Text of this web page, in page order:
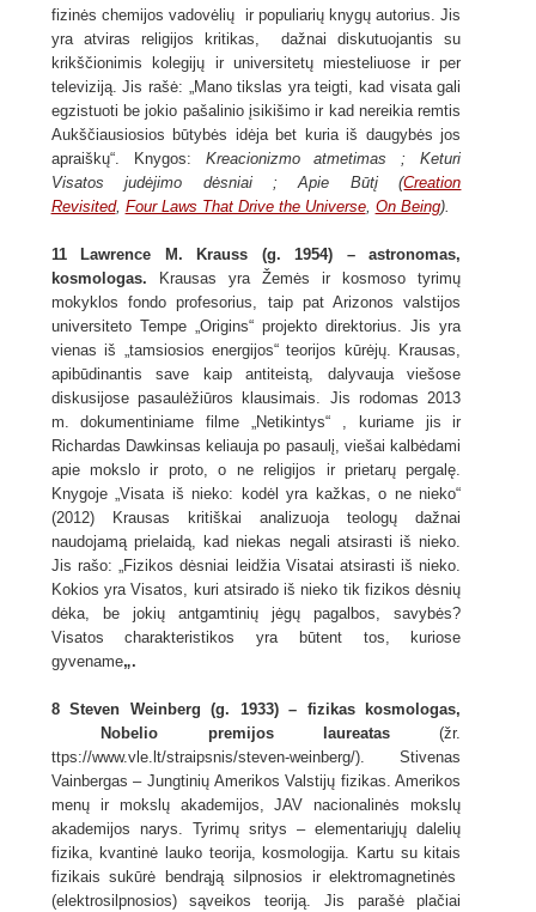
fizinės chemijos vadovėlių ir populiarių knygų autorius. Jis
yra atviras religijos kritikas, dažnai diskutuojantis su
krikščionimis kolegijų ir universitetų miesteliuose ir per
televiziją. Jis rašė: „Mano tikslas yra teigti, kad visata gali
egzistuoti be jokio pašalinio įsikišimo ir kad nereikia remtis
Aukščiausiosios būtybės idėja bet kuria iš daugybės jos
apraiškų“. Knygos: Kreacionizmo atmetimas ; Keturi
Visatos judėjimo dėsniai ; Apie Būtį (Creation
Revisited, Four Laws That Drive the Universe, On Being).
11 Lawrence M. Krauss (g. 1954) – astronomas,
kosmologas.
Krausas yra Žemės ir kosmoso tyrimų
mokyklos fondo profesorius, taip pat Arizonos valstijos
universiteto Tempe „Origins“ projekto direktorius. Jis yra
vienas iš „tamsiosios energijos“ teorijos kūrėjų. Krausas,
apibūdinantis save kaip antiteistą, dalyvauja viešose
diskusijose pasaulėžiūros klausimais. Jis rodomas 2013
m. dokumentiniame filme „Netikintys“ , kuriame jis ir
Richardas Dawkinsas keliauja po pasaulį, viešai kalbėdami
apie mokslo ir proto, o ne religijos ir prietarų pergalę.
Knygoje „Visata iš nieko: kodėl yra kažkas, o ne nieko“
(2012) Krausas kritiškai analizuoja teologų dažnai
naudojamą prielaidą, kad niekas negali atsirasti iš nieko.
Jis rašo: „Fizikos dėsniai leidžia Visatai atsirasti iš nieko.
Kokios yra Visatos, kuri atsirado iš nieko tik fizikos dėsnių
dėka, be jokių antgamtinių jėgų pagalbos, savybės?
Visatos charakteristikos yra būtent tos, kuriose
gyvename„.
8 Steven Weinberg (g. 1933) – fizikas kosmologas,
Nobelio premijos laureatas(žr.
ttps://www.vle.lt/straipsnis/steven-weinberg/). Stivenas
Vainbergas – Jungtinių Amerikos Valstijų fizikas. Amerikos
menų ir mokslų akademijos, JAV nacionalinės mokslų
akademijos narys. Tyrimų sritys – elementariųjų dalelių
fizika, kvantinė lauko teorija, kosmologija. Kartu su kitais
fizikais sukūrė bendrąją silpnosios ir elektromagnetinės
(elektrosilpnosios) sąveikos teoriją. Jis parašė plačiai